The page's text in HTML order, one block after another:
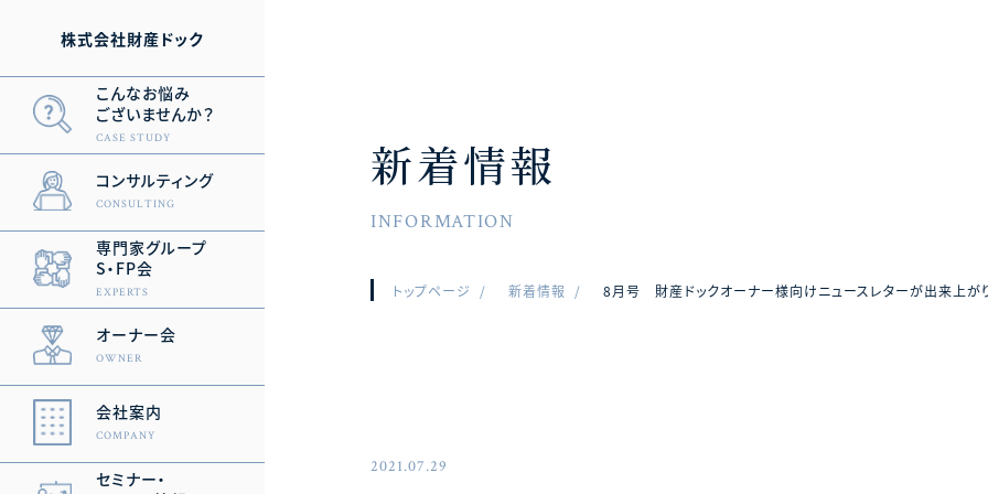
株式会社財産ドック
こんなお悩み
ございませんか？
CASE STUDY
コンサルティング
CONSULTING
専門家グループ
S・FP会
EXPERTS
オーナー会
OWNER
会社案内
COMPANY
セミナー・
新着情報
INFORMATION
トップページ 新着情報 8月号 財産ドックオーナー様向けニュースレターが出来上が
2021.07.29